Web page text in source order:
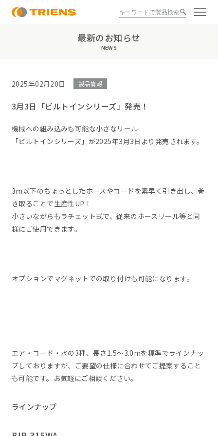
最新のお知らせ
NEWS
2025年02月20日 製品情報
3月3日「ビルトインシリーズ」発売！
機械への組み込みも可能な小さなリール
「ビルトインシリーズ」が2025年3月3日より発売されます。
3m以下のちょっとしたホースやコードを素早く引き出し、巻
き取ることで生産性UP！
小さいながらもラチェット式で、従来のホースリール等と同
様にご使用できます。
オプションでマグネットでの取り付けも可能になります。
エア・コード・水の3種、長さ1.5～3.0mを標準でラインナッ
プしておりますが、ご要望の仕様に合わせてご提案すること
も可能です。お気軽にご相談ください。
ラインナップ